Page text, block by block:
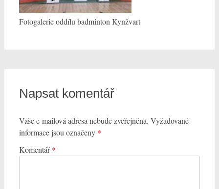
Fotogalerie oddílu badminton Kynžvart
Napsat komentář
Vaše e-mailová adresa nebude zveřejněna. Vyžadované
informace jsou označeny *
Komentář*